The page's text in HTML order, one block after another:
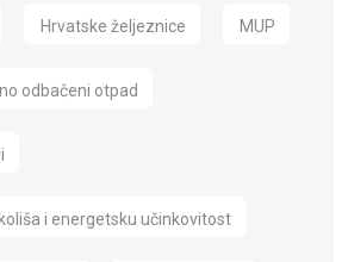
Hrvatske željeznice MUP
odbačeni otpad
i energetsku učinkovitost